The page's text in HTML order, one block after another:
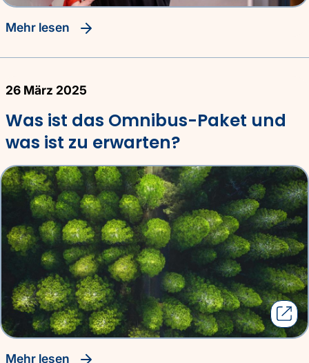
Mehr lesen
26 März 2025
Was ist das Omnibus-Paket und
was ist zu erwarten?
Mehr lesen